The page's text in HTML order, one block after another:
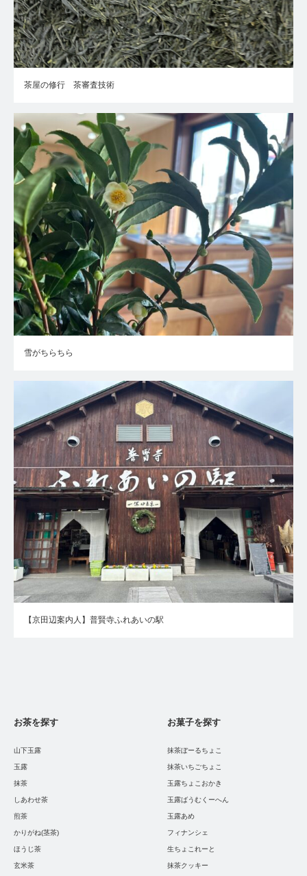
茶屋の修行 茶審査技術
雪がちらちら
【京田辺案内人】普賢寺ふれあいの駅
お茶を探す
山下玉露
玉露
抹茶
しあわせ茶
煎茶
かりがね(茎茶)
ほうじ茶
玄米茶
お菓子を探す
抹茶ぼーるちょこ
抹茶いちごちょこ
玉露ちょこおかき
玉露ばうむくーへん
玉露あめ
フィナンシェ
生ちょこれーと
抹茶クッキー